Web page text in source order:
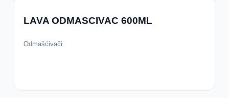
LAVA ODMASCIVAC 600ML
Odmašćivači